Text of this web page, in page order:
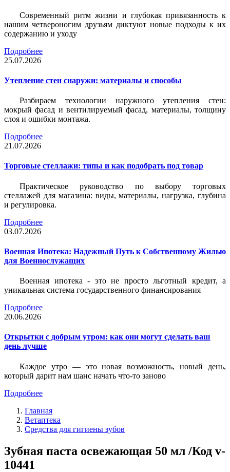
Современный ритм жизни и глубокая привязанность к
нашим четвероногим друзьям диктуют новые подходы к их
содержанию и уходу
Подробнее
25.07.2026
Утепление стен снаружи: материалы и способы
Разбираем технологии наружного утепления стен:
мокрый фасад и вентилируемый фасад, материалы, толщину
слоя и ошибки монтажа.
Подробнее
21.07.2026
Торговые стеллажи: типы и как подобрать под товар
Практическое руководство по выбору торговых
стеллажей для магазина: виды, материалы, нагрузка, глубина
и регулировка.
Подробнее
03.07.2026
Военная Ипотека: Надежный Путь к Собственному Жилью
для Военнослужащих
Военная ипотека - это не просто льготный кредит, а
уникальная система государственного финансирования
Подробнее
20.06.2026
Открытки с добрым утром: как они могут сделать ваш
день лучше
Каждое утро — это новая возможность, новый день,
который дарит нам шанс начать что-то заново
Подробнее
Главная
Ветаптека
Средства для гигиены зубов
Зубная паста освежающая 50 мл /Код v-
10441